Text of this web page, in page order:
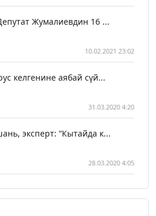
Жумалиевдин 16 ...
10.02.2021 23:02
келгенине аябай сүй...
31.03.2020 4:20
эксперт: “Кытайда к...
28.03.2020 4:05